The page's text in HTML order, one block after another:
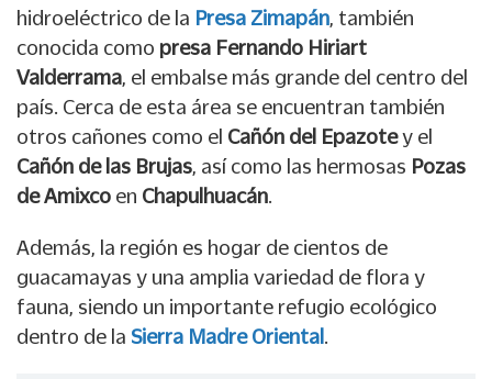
hidroeléctrico de la Presa Zimapán , también
conocida como presa Fernando Hiriart
Valderrama , el embalse más grande del centro del
país. Cerca de esta área se encuentran también
otros cañones como el Cañón del Epazotey el
Cañón de las Brujas , así como las hermosas Pozas
de Amixco en Chapulhuacán
Además, la región es hogar de cientos de
guacamayas y una amplia variedad de flora y
fauna, siendo un importante refugio ecológico
dentro de la Sierra Madre Oriental